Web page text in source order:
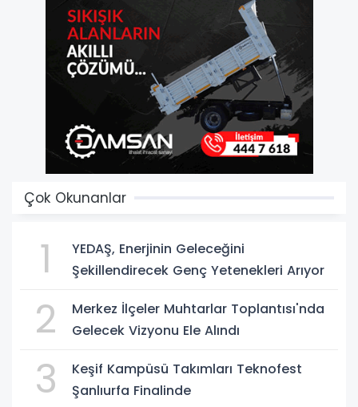
Çok Okunanlar
1
YEDAŞ, Enerjinin Geleceğini
Şekillendirecek Genç Yetenekleri Arıyor
2
Merkez İlçeler Muhtarlar Toplantısı'nda
Gelecek Vizyonu Ele Alındı
3
Keşif Kampüsü Takımları Teknofest
Şanlıurfa Finalinde